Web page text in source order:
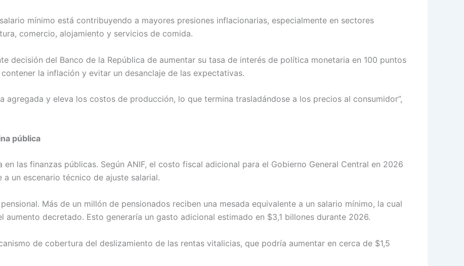
mínimo está contribuyendo a mayores presiones inflacionarias, especialmente en sectores
comercio, alojamiento y servicios de comida.
decisión del Banco de la República de aumentar su tasa de interés de política monetaria en 100 puntos
la inflación y evitar un desanclaje de las expectativas.
agregada y eleva los costos de producción, lo que termina trasladándose a los precios al consumidor”,
pública
las finanzas públicas. Según ANIF, el costo fiscal adicional para el Gobierno General Central en 2026
un escenario técnico de ajuste salarial.
Más de un millón de pensionados reciben una mesada equivalente a un salario mínimo, la cual
aumento decretado. Esto generaría un gasto adicional estimado en $3,1 billones durante 2026.
de cobertura del deslizamiento de las rentas vitalicias, que podría aumentar en cerca de $1,5